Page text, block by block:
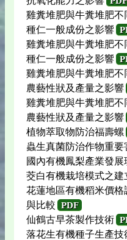
雞糞堆肥與牛糞堆肥
種仁一般成份之影響
雞糞堆肥與牛糞堆肥
種仁一般成份之影響
雞糞堆肥與牛糞堆肥
農藝性狀及產量之影響
雞糞堆肥與牛糞堆肥
農藝性狀及產量之影響
植物萃取物防治福壽螺
蟲生真菌防治作物重要
國內有機鳳梨產業發展
茭白有機栽培模式之建
花蓮地區有機稻米價
與比較
PDF
仙鶴古早茶製作技術
落花生有機種子生產